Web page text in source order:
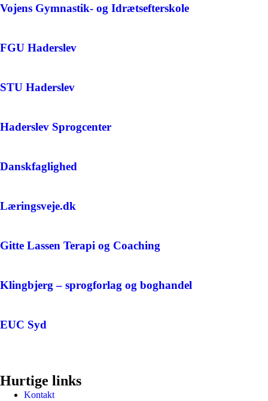
Vojens Gymnastik- og Idrætsefterskole
FGU Haderslev
STU Haderslev
Haderslev Sprogcenter
Danskfaglighed
Læringsveje.dk
Gitte Lassen Terapi og Coaching
Klingbjerg – sprogforlag og boghandel
EUC Syd
Hurtige links
Kontakt